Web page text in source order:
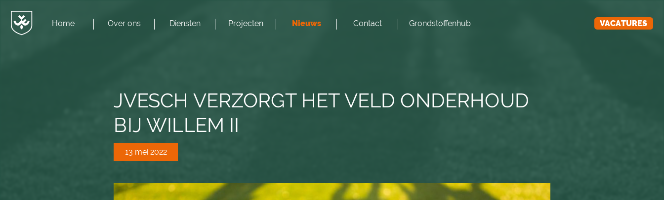
Menu
Home Over ons Diensten Projecten Nieuws Contact Grondstoffenhub VACATURES
JVESCH VERZORGT HET VELD ONDERHOUD
BIJ WILLEM II
13 mei 2022